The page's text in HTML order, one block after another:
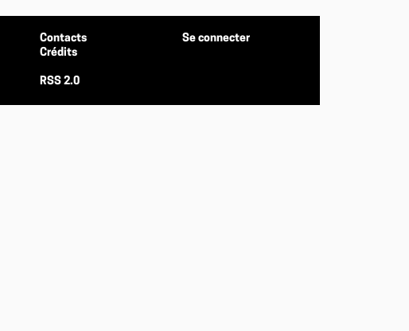
Contacts
Crédits
RSS 2.0
Se connecter